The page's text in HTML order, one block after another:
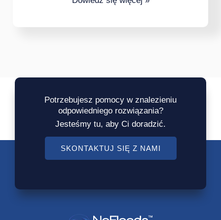
Potrzebujesz pomocy w znalezieniu
odpowiedniego rozwiązania?
Jesteśmy tu, aby Ci doradzić.
SKONTAKTUJ SIĘ Z NAMI